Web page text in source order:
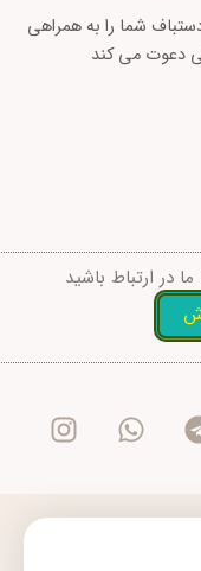
شما را به همراهی
دعوت می کند
در ارتباط باشید
T
l
e
r
W
a
t
a
I
s
t
g